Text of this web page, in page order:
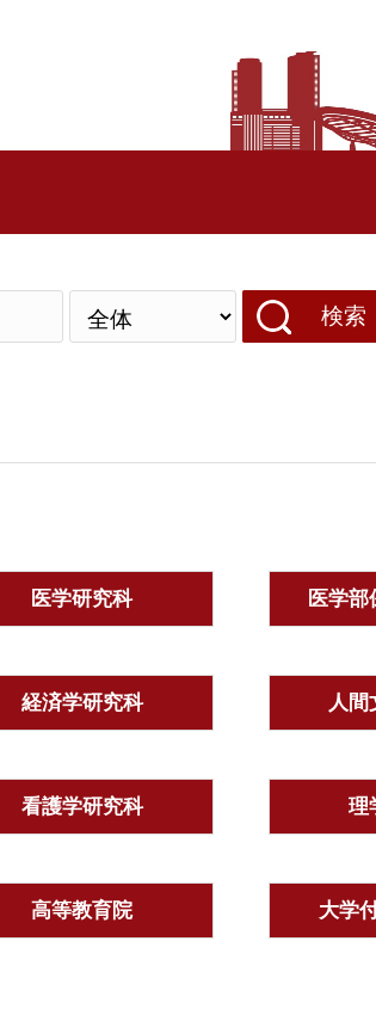
検索
医学研究科 医学
経済学研究科 人間
看護学研究科 理
高等教育院 大学